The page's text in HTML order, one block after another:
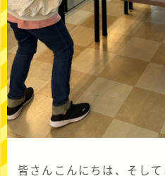
皆さんこんにちは、そして